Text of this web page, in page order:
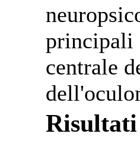
principali
centrale